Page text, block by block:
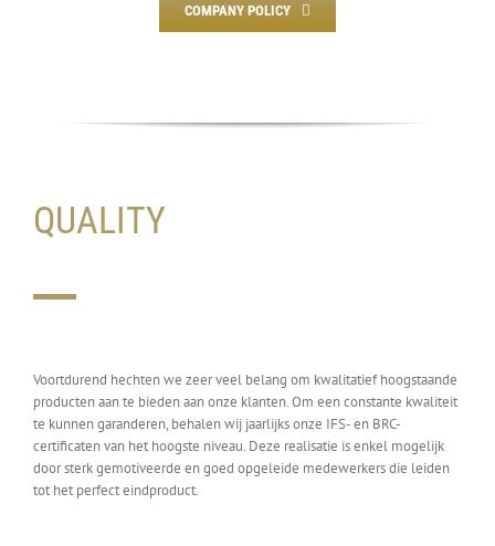
COMPANY POLICY
QUALITY
Voortdurend hechten we zeer veel belang om kwalitatief hoogstaande
producten aan te bieden aan onze klanten. Om een constante kwaliteit
te kunnen garanderen, behalen wij jaarlijks onze IFS- en BRC-
certificaten van het hoogste niveau. Deze realisatie is enkel mogelijk
door sterk gemotiveerde en goed opgeleide medewerkers die leiden
tot het perfect eindproduct.